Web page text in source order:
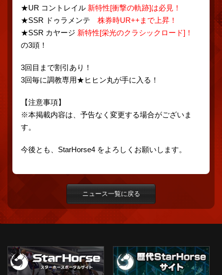
★UR コントレイル 新特性[衝撃の軌跡]は必見！
★SSR ドゥラメンテ 株券時UR++まで上昇！
★SSR カヤージ 新特性[栄光のクラシックロード]！
の3頭！
3回目まで割引あり！
3回毎に調教専用★ヒヒン丸が手に入る！
【注意事項】
※本掲載内容は、予告なく変更する場合がございま
す。
今後とも、StarHorse4 をよろしくお願いします。
ニュース一覧に戻る